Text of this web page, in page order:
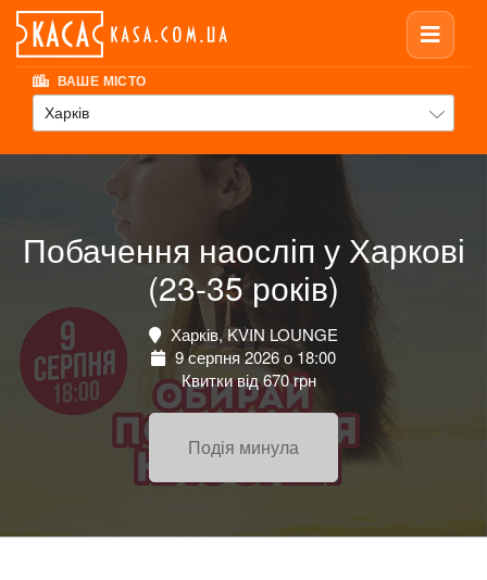
ВАШЕ МІСТО
Харків
Побачення наосліп у Харкові
(23-35 років)
Харків, KVIN LOUNGE
9 серпня 2026 о 18:00
Квитки від 670 грн
Подія минула